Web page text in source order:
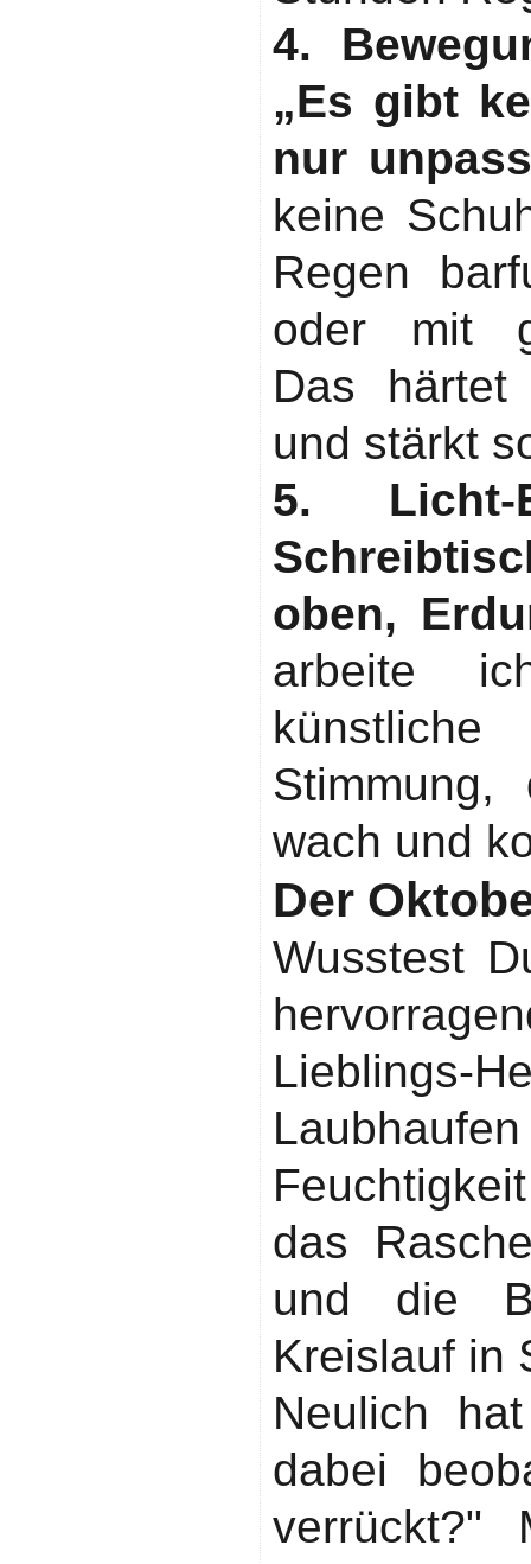
4.
„Es gibt
nur
keine
Regen
oder mit
Das
und stärkt
5. Licht-
oben,
arbeite
wach und
Der
Wusstest
Lieblings-
das
und die
Kreislauf in
Neulich
dabei
verrückt?"